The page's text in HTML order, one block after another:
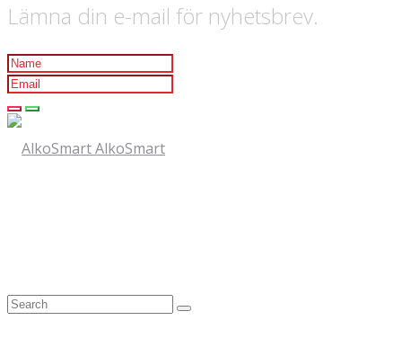
Lämna din e-mail för nyhetsbrev.
AlkoSmart